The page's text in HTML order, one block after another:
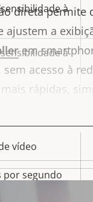
direta permite
ajustem a
em
acesso à
rápidas,
à
à
Valor da
vídeo
por segundo